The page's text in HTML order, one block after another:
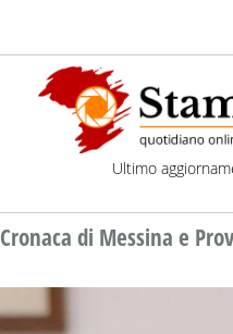
Ultimo
Cronaca di Messina e